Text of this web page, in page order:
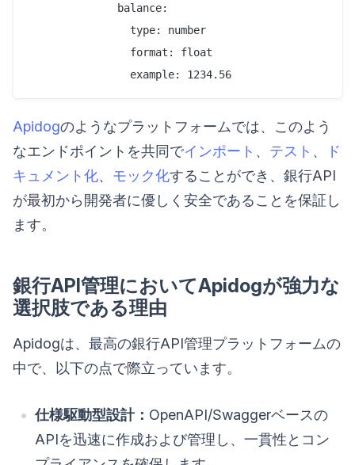
              balance:
                type: number
                format: float
Apidogのようなプラットフォームでは、このよう
なエンドポイントを共同でインポート 、 テスト 、
ド
キュメント化、 モック化することができ、銀行API
が最初から開発者に優しく安全であることを保証し
ます。
銀行API管理においてApidogが強力な
選択肢である理由
Apidogは、最高の銀行API管理プラットフォームの
中で、以下の点で際立っています。
仕様駆動型設計： OpenAPI/Swaggerベースの
APIを迅速に作成および管理し、一貫性とコン